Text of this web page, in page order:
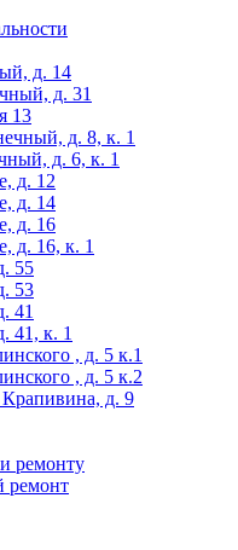
д. 14
д. 31
13
д. 8, к. 1
д. 6, к. 1
д. 12
д. 14
д. 16
д. 16, к. 1
55
53
41
41, к. 1
, д. 5 к.1
, д. 5 к.2
д. 9
ремонту
ремонт